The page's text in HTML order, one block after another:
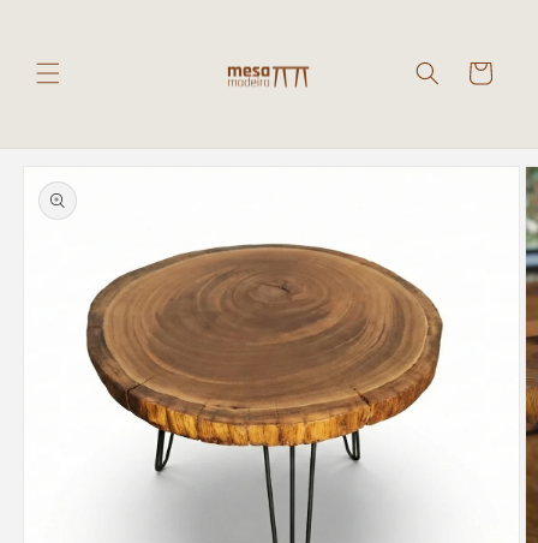
Carrinho
Pular para
informações
do produto